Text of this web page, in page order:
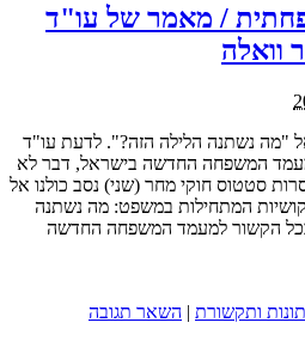
/ מאמר של עו"ד
וואלה
"מה נשתנה הלילה הזה?". לדעת עו"ד
המשפחה החדשה בישראל, דבר לא
סטטוס חוקי מחר (שני) נסב כולנו אל
המתחילות במשפט: מה נשתנה
בכל הקשור למעמד המשפחה החדשה
ותקשורת | השאר תגובה